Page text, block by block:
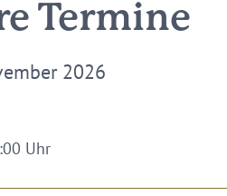
Termine
2026
Uhr